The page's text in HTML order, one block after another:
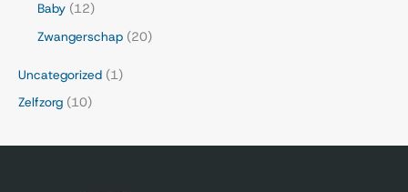
Baby(12)
Zwangerschap(20)
Uncategorized (1)
Zelfzorg (10)